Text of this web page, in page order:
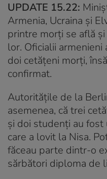
UPDATE 15.22:
Armenia, Ucraina și
printre morți se află
lor. Oficialii armenieni
doi cetățeni morți,
confirmat.
Autoritățile de la
asemenea, că trei
și doi studenți au fost
care a lovit la Nisa.
făceau parte dintr-o
sărbători diploma de